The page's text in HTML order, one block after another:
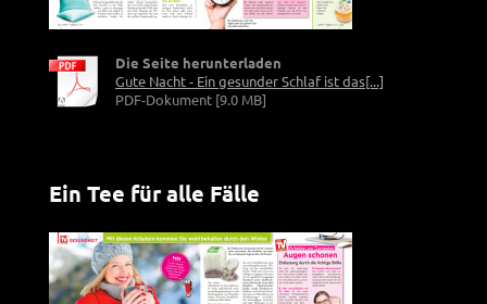
Die Seite herunterladen
Gute Nacht - Ein gesunder Schlaf ist das[...]
PDF-Dokument [9.0 MB]
Ein Tee für alle Fälle